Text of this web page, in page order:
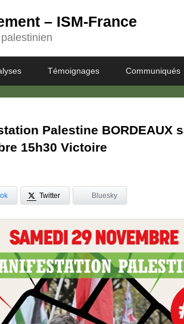
– ISM-France
Témoignages Communiqués
Palestine BORDEAUX
15h30 Victoire
Twitter Bluesky